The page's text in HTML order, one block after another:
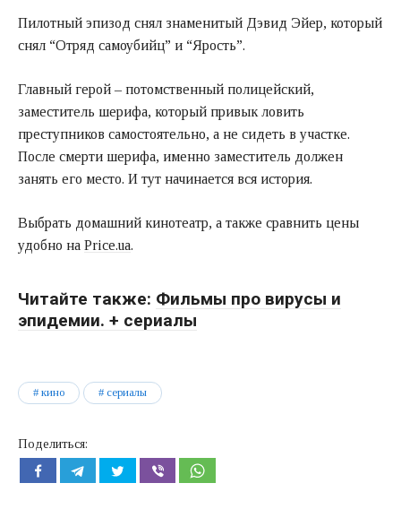
Пилотный эпизод снял знаменитый Дэвид Эйер, который
снял “Отряд самоубийц” и “Ярость”.
Главный герой – потомственный полицейский,
заместитель шерифа, который привык ловить
преступников самостоятельно, а не сидеть в участке.
После смерти шерифа, именно заместитель должен
занять его место. И тут начинается вся история.
Выбрать домашний кинотеатр, а также сравнить цены
удобно на Price.ua.
Читайте также: Фильмы про вирусы и
эпидемии. + сериалы
кино сериалы
Поделиться: